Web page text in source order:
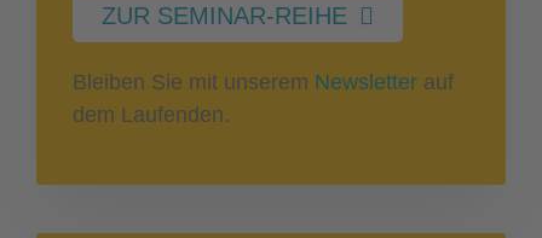
ZUR SEMINAR-REIHE
Bleiben Sie mit unserem Newsletter auf
dem Laufenden.